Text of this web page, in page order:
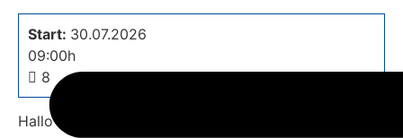
Start: 30.07.2026
09:00h
8
Hallo liebe Tennisfreunde,